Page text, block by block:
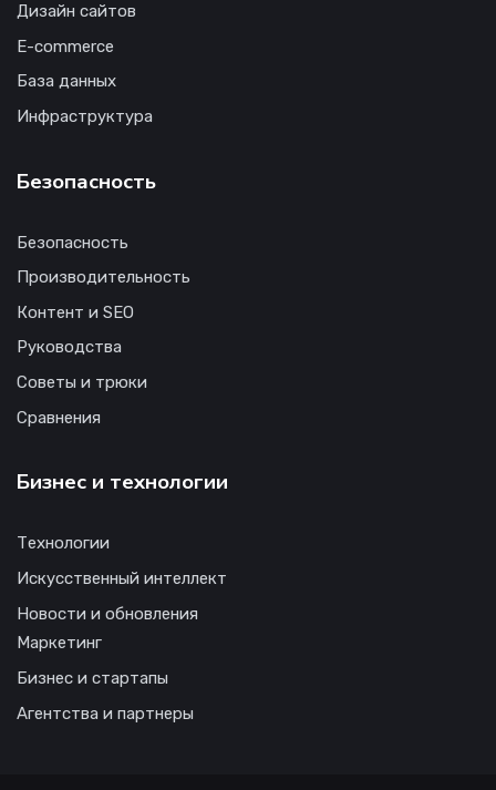
Дизайн сайтов
E-commerce
База данных
Инфраструктура
Безопасность
Безопасность
Производительность
Контент и SEO
Руководства
Советы и трюки
Сравнения
Бизнес и технологии
Технологии
Искусственный интеллект
Новости и обновления
Маркетинг
Бизнес и стартапы
Агентства и партнеры